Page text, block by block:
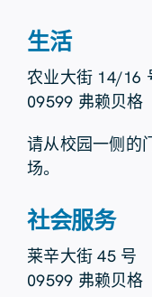
生活
农业大街 14/16
09599 弗赖贝格
请从校园一侧的
场。
社会服务
莱辛大街 45 号
09599 弗赖贝格